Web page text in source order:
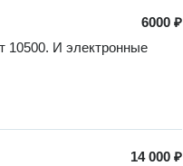
6000 ₽
10500. И электронные
14 000 ₽